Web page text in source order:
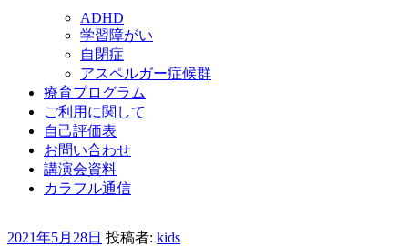
ADHD
学習障がい
自閉症
アスペルガー症候群
療育プログラム
ご利用に関して
自己評価表
お問い合わせ
講演会資料
カラフル通信
投
2021年5月28日 投稿者: kids